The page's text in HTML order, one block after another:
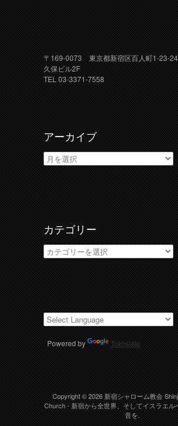
〒169-0073 東京都新宿区百人町1-23-
久保ビル2F
TEL 03-3371-7558
アーカイブ
ア
ー
カ
イ
ブ
カテゴリー
カ
テ
ゴ
リ
ー
Powered by Translate
Copyright © 2026新宿シャローム教会
Church- 新宿から全世界、そしてイスラエル
音を.